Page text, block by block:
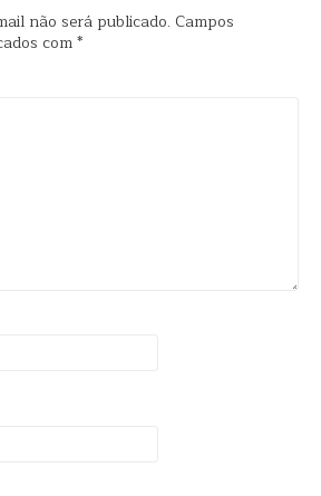
não será publicado. Campos
com*